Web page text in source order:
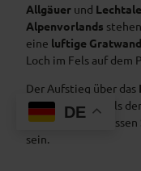
Allgäuer und
Alpenvorlands
eine luftige
Loch im Fels auf dem
Der Aufstieg über das
anspruchsvoller als
Schwindelfrei
sein.
DE